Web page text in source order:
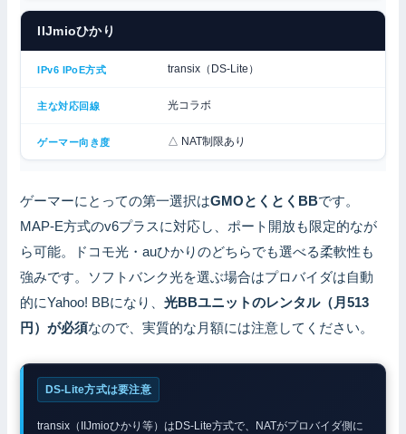
IIJmioひかり
transix（DS-Lite）
光コラボ
△ NAT制限あり
ゲーマーにとっての第一選択はGMOとくとくBBです。
MAP-E方式のv6プラスに対応し、ポート開放も限定的なが
ら可能。ドコモ光・auひかりのどちらでも選べる柔軟性も
強みです。ソフトバンク光を選ぶ場合はプロバイダは自動
的にYahoo! BBになり、光BBユニットのレンタル（月513
円）が必須なので、実質的な月額には注意してください。
DS-Lite方式は要注意
transix（IIJmioひかり等）はDS-Lite方式で、NATがプロバイダ側に